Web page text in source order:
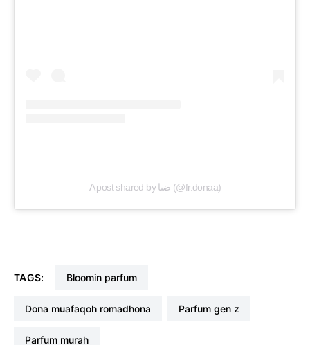
A post shared by ضنا (@fr.donaa)
TAGS: bloomin parfum
dona muafaqoh romadhona parfum gen z
parfum murah